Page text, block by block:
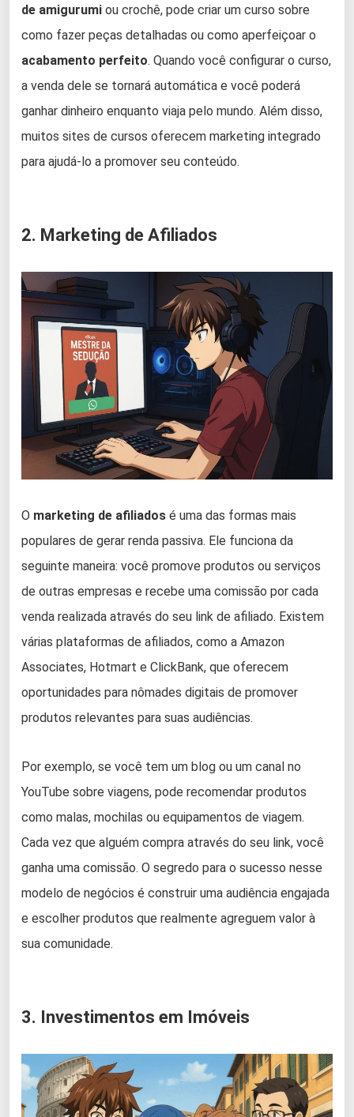
de amigurumi ou crochê, pode criar um curso sobre
como fazer peças detalhadas ou como aperfeiçoar o
acabamento perfeito. Quando você configurar o curso,
a venda dele se tornará automática e você poderá
ganhar dinheiro enquanto viaja pelo mundo. Além disso,
muitos sites de cursos oferecem marketing integrado
para ajudá-lo a promover seu conteúdo.
2. Marketing de Afiliados
O marketing de afiliados é uma das formas mais
populares de gerar renda passiva. Ele funciona da
seguinte maneira: você promove produtos ou serviços
de outras empresas e recebe uma comissão por cada
venda realizada através do seu link de afiliado. Existem
várias plataformas de afiliados, como a Amazon
Associates, Hotmart e ClickBank, que oferecem
oportunidades para nômades digitais de promover
produtos relevantes para suas audiências.
Por exemplo, se você tem um blog ou um canal no
YouTube sobre viagens, pode recomendar produtos
como malas, mochilas ou equipamentos de viagem.
Cada vez que alguém compra através do seu link, você
ganha uma comissão. O segredo para o sucesso nesse
modelo de negócios é construir uma audiência engajada
e escolher produtos que realmente agreguem valor à
sua comunidade.
3. Investimentos em Imóveis